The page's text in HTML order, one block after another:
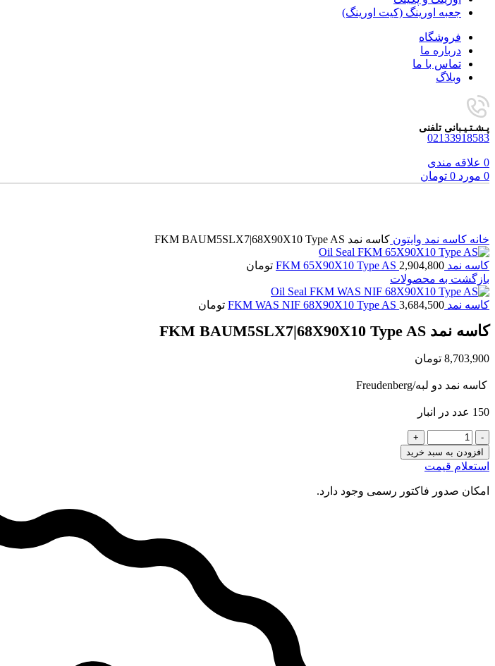
جعبه اورینگ (کیت اورینگ)
فروشگاه
درباره ما
تماس با ما
وبلاگ
پـشـتـیـبانی تلفنی
02133918583
0 علاقه مندی
0 مورد 0 تومان
خانه کاسه نمد وایتون کاسه نمد FKM BAUM5SLX7|68X90X10 Type AS
کاسه نمد FKM 65X90X10 Type AS 2,904,800
تومان
بازگشت به محصولات
کاسه نمد FKM WAS NIF 68X90X10 Type AS 3,684,500 تومان
کاسه نمد FKM BAUM5SLX7|68X90X10 Type AS
8,703,900 تومان
کاسه نمد دو لبه/Freudenberg
150 عدد در انبار
کاسه
نمد
FKM
BAUM5SLX7|68X90X10
Type
AS
افزودن به سبد خرید
استعلام قیمت
امکان صدور فاکتور رسمی وجود دارد.